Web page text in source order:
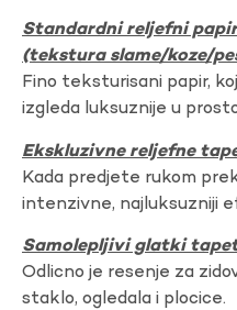
Standardni reljefni
(tekstura slame/koze/
Fino teksturisani papir,
izgleda luksuznije u
Ekskluzivne reljefne
Kada predjete rukom
intenzivne, najluksuzniji
Samolepljivi glatki
Odlicno je resenje za
staklo, ogledala i plocice.